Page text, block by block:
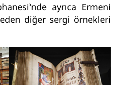
ayrıca Ermeni
diğer sergi örnekleri